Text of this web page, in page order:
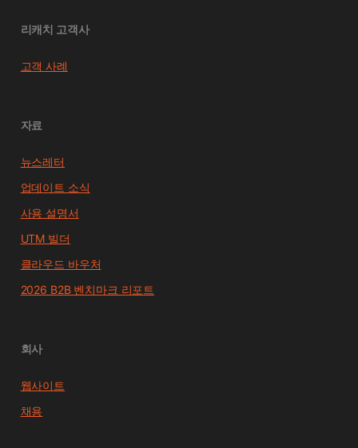
리캐치 고객사
고객 사례
자료
뉴스레터
업데이트 소식
사용 설명서
UTM 빌더
클라우드 바우처
2026 B2B 벤치마크 리포트
회사
웹사이트
채용